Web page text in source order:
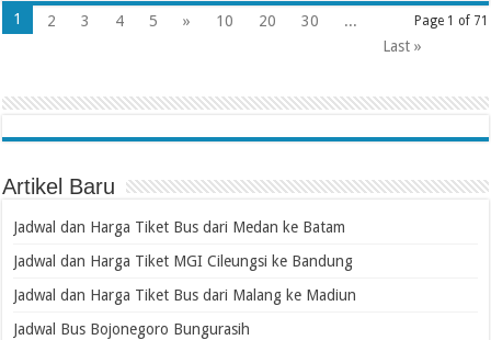
Page 1 of 71
1 2 3 4 5 » 10 20 30
...
Last »
Artikel Baru
Jadwal dan Harga Tiket Bus dari Medan ke Batam
Jadwal dan Harga Tiket MGI Cileungsi ke Bandung
Jadwal dan Harga Tiket Bus dari Malang ke Madiun
Jadwal Bus Bojonegoro Bungurasih